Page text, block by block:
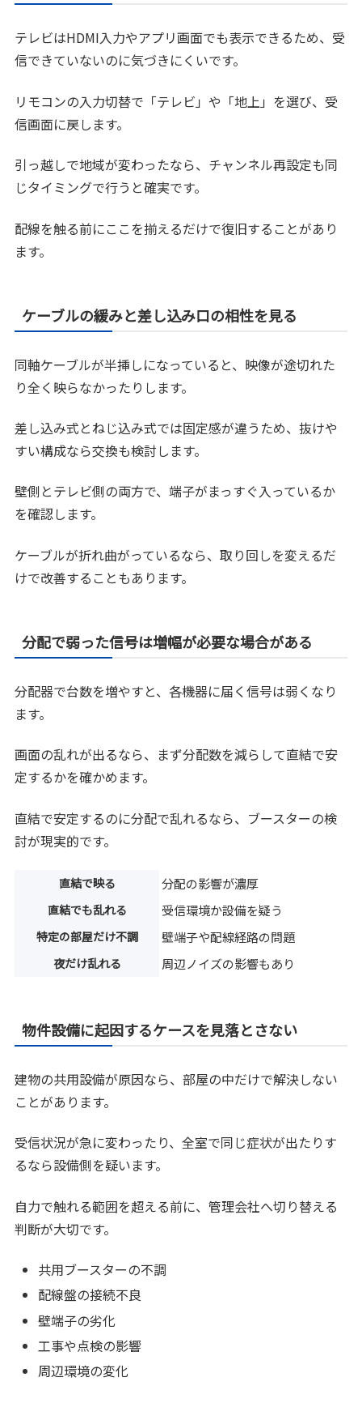
テレビはHDMI入力やアプリ画面でも表示できるため、受
信できていないのに気づきにくいです。
リモコンの入力切替で「テレビ」や「地上」を選び、受
信画面に戻します。
引っ越しで地域が変わったなら、チャンネル再設定も同
じタイミングで行うと確実です。
配線を触る前にここを揃えるだけで復旧することがあり
ます。
ケーブルの緩みと差し込み口の相性を見る
同軸ケーブルが半挿しになっていると、映像が途切れた
り全く映らなかったりします。
差し込み式とねじ込み式では固定感が違うため、抜けや
すい構成なら交換も検討します。
壁側とテレビ側の両方で、端子がまっすぐ入っているか
を確認します。
ケーブルが折れ曲がっているなら、取り回しを変えるだ
けで改善することもあります。
分配で弱った信号は増幅が必要な場合がある
分配器で台数を増やすと、各機器に届く信号は弱くなり
ます。
画面の乱れが出るなら、まず分配数を減らして直結で安
定するかを確かめます。
直結で安定するのに分配で乱れるなら、ブースターの検
討が現実的です。
直結で映る 分配の影響が濃厚
直結でも乱れる 受信環境か設備を疑う
特定の部屋だけ不調 壁端子や配線経路の問題
夜だけ乱れる 周辺ノイズの影響もあり
物件設備に起因するケースを見落とさない
建物の共用設備が原因なら、部屋の中だけで解決しない
ことがあります。
受信状況が急に変わったり、全室で同じ症状が出たりす
るなら設備側を疑います。
自力で触れる範囲を超える前に、管理会社へ切り替える
判断が大切です。
共用ブースターの不調
配線盤の接続不良
壁端子の劣化
工事や点検の影響
周辺環境の変化